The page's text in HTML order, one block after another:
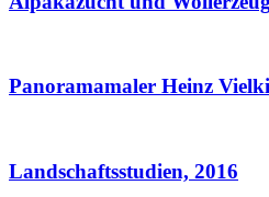
Panoramamaler Heinz
Landschaftsstudien, 2016